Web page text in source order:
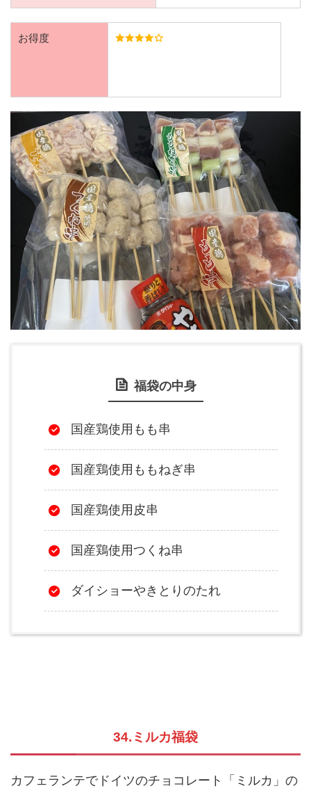
お得度
福袋の中身
国産鶏使用もも串
国産鶏使用ももねぎ串
国産鶏使用皮串
国産鶏使用つくね串
ダイショーやきとりのたれ
34.ミルカ福袋
カフェランテでドイツのチョコレート「ミルカ」の